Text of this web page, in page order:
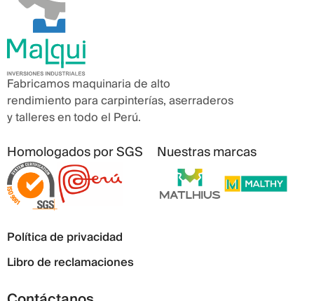
Fabricamos maquinaria de alto
rendimiento para carpinterías, aserraderos
y talleres en todo el Perú.
Homologados por SGS Nuestras marcas
Política de privacidad
Libro de reclamaciones